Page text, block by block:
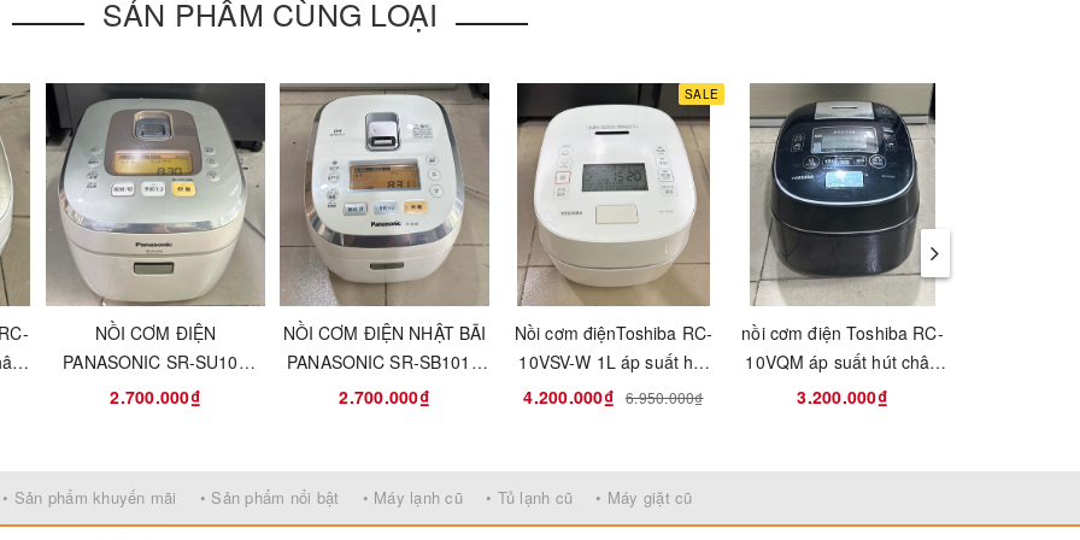
cơm thường
chín, nắp xả hơi tản, khóa an toàn
trong gạo
SẢN PHẨM CÙNG LOẠI
NỒI CƠM ĐIỆN
PANASONIC SR-SU103
STEAM IH 1L
2.700.000₫
NỒI CƠM ĐIỆN NHẬT BÃI
PANASONIC SR-SB101 -
IH STEAM
2.700.000₫
SALE
Nồi cơm điệnToshiba RC-
10VSV-W 1L áp suất hút
chân không date 2023
4.200.000₫ 6.950.000₫
nồi cơm điện Toshiba RC-
10VQM áp suất hút chân
không
3.200.000₫
• Sản phẩm khuyến mãi • Sản phẩm nổi bật • Máy lạnh cũ • Tủ lạnh cũ • Máy giặt cũ